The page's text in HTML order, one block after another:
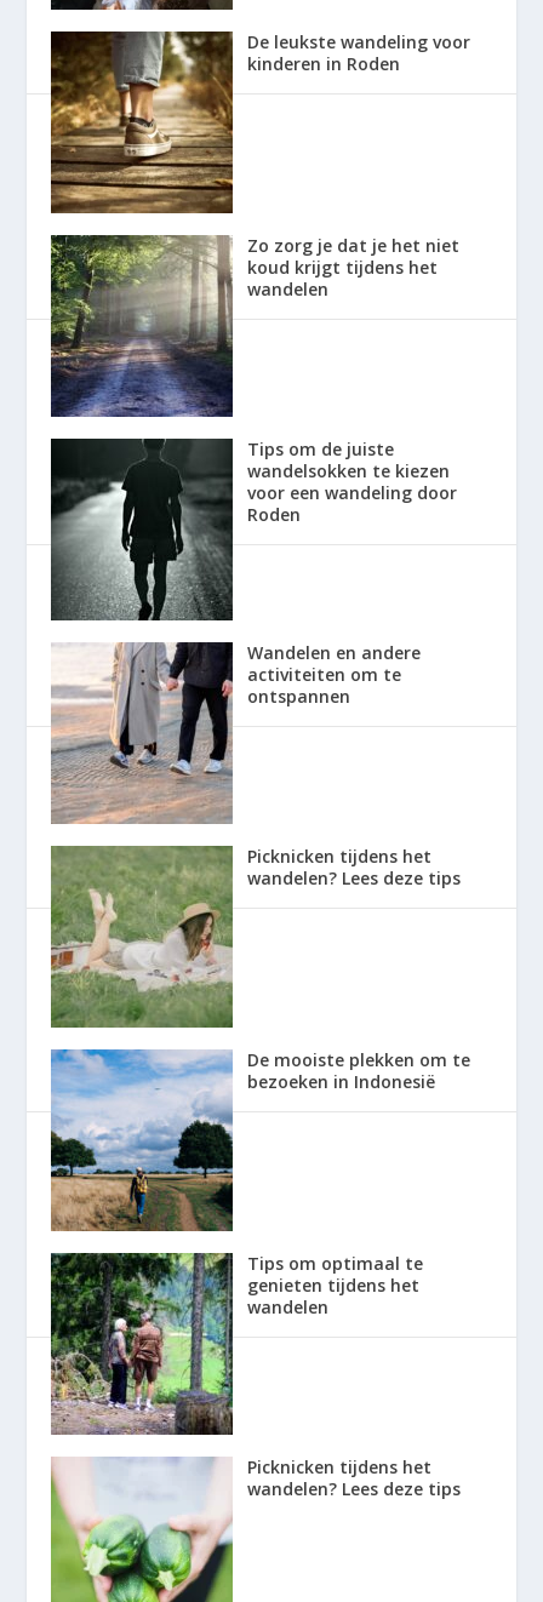
De leukste wandeling voor
kinderen in Roden
Zo zorg je dat je het niet
koud krijgt tijdens het
wandelen
Tips om de juiste
wandelsokken te kiezen
voor een wandeling door
Roden
Wandelen en andere
activiteiten om te
ontspannen
Picknicken tijdens het
wandelen? Lees deze tips
De mooiste plekken om te
bezoeken in Indonesië
Tips om optimaal te
genieten tijdens het
wandelen
Picknicken tijdens het
wandelen? Lees deze tips